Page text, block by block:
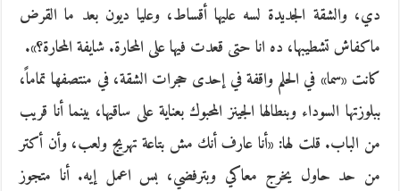
دي، والشقة الجديدة لسه عليها أقساط، وعليا ديون بعد ما القرض
ماكفاش تشطيبها، ده انا حتى قعدت فيها على المحارة. شايفة المحارة؟».
كانت «سما» في الحلم واقفة في إحدى حجرات الشقة، في منتصفها تماماً،
ببلوزتها السوداء وبنطالها الجينز المحبوك بعناية على ساقيها، بينما أنا قريب
من الباب. قلت لها: «أنا عارف أنك مش بتاعة تهريج ولعب، وأن أكتر
من حد حاول يخرج معاكي وبترفضي، بس اعمل إيه. أنا متجوز